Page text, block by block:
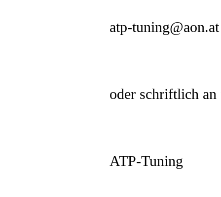
atp-tuning@aon.at
oder schriftlich an
ATP-Tuning